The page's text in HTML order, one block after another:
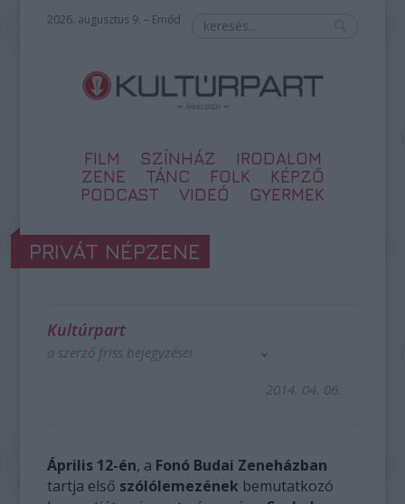
2026. augusztus 9. – Emőd
FILM SZÍNHÁZ
IRODALOM
ZENE
TÁNC FOLK
KÉPZŐ
PODCAST
VIDEÓ GYERMEK
PRIVÁT NÉPZENE
Kultúrpart
a szerző friss bejegyzései
2014. 04. 06.
Április 12-én, a Fonó Budai Zeneházban
tartja első szólólemezének bemutatkozó